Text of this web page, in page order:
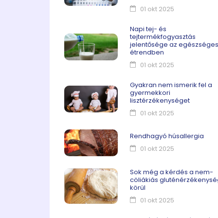
01 okt 2025
Napi tej- és
tejtermékfogyasztás
jelentősége az egészséges
étrendben
01 okt 2025
Gyakran nem ismerik fel a
gyermekkori
lisztérzékenységet
01 okt 2025
Rendhagyó húsallergia
01 okt 2025
Sok még a kérdés a nem-
cöliákiás
körül
01 okt 2025